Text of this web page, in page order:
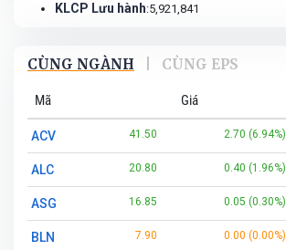
KLCP Lưu hành:5,921,841
CÙNG NGÀNH CÙNG EPS
Mã Giá
ACV 41.50 2.70 (6.94%)
ALC 20.80 0.40 (1.96%)
ASG 16.85 0.05 (0.30%)
BLN 7.90 0.00 (0.00%)